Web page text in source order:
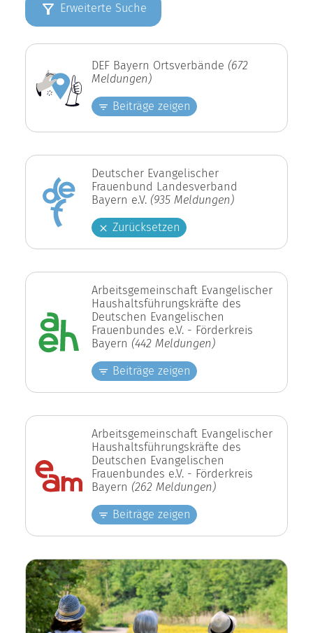
Erweiterte Suche
DEF Bayern Ortsverbände (672
Meldungen)
Beiträge zeigen
Deutscher Evangelischer
Frauenbund Landesverband
Bayern e.V. (935 Meldungen)
Zurücksetzen
Arbeitsgemeinschaft Evangelischer
Haushaltsführungskräfte des
Deutschen Evangelischen
Frauenbundes e.V. - Förderkreis
Bayern (442 Meldungen)
Beiträge zeigen
Arbeitsgemeinschaft Evangelischer
Haushaltsführungskräfte des
Deutschen Evangelischen
Frauenbundes e.V. - Förderkreis
Bayern (262 Meldungen)
Beiträge zeigen